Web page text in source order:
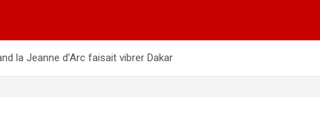
la Jeanne d’Arc faisait vibrer Dakar